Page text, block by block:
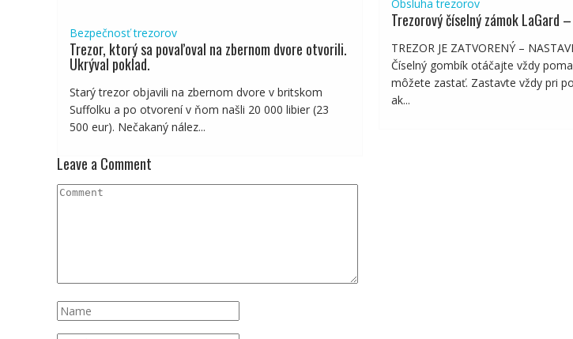
Bezpečnosť trezorov
Trezor, ktorý sa povaľoval na zbernom dvore otvorili.
Ukrýval poklad.
Starý trezor objavili na zbernom dvore v britskom
Suffolku a po otvorení v ňom našli 20 000 libier (23
500 eur). Nečakaný nález...
Obsluha trezorov
Trezorový číselný zámok LaGard
TREZOR JE ZATVORENÝ –
Číselný gombík otáčajte vždy
môžete zastať. Zastavte vždy pri
ak...
Leave a Comment